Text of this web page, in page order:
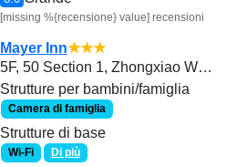
[missing %{recensione} value] recensioni
Mayer Inn★★★
5F, 50 Section 1, Zhongxiao West Road
Strutture per bambini/famiglia
Camera di famiglia
Strutture di base
Wi-Fi Di più